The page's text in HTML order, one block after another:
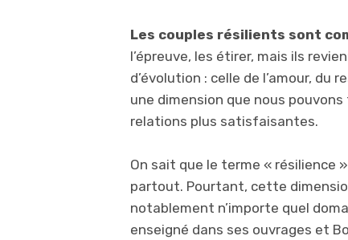
Les couples résilients sont
l’épreuve, les étirer, mais ils
d’évolution : celle de l’amour, du
une dimension que nous
relations plus satisfaisantes.
On sait que le terme « résilience
partout. Pourtant, cette
notablement n’importe quel
enseigné dans ses ouvrages et